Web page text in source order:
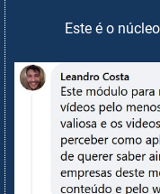
Este é o